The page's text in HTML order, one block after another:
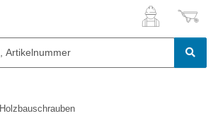
Holzbauschrauben